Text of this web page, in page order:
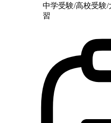
中学受験/高校受験
習